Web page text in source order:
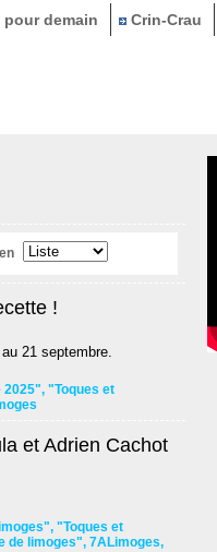
demain Crin-Crau
!
21 septembre.
2025", "Toques et
et Adrien Cachot
, "Toques et
de limoges", 7ALimoges,